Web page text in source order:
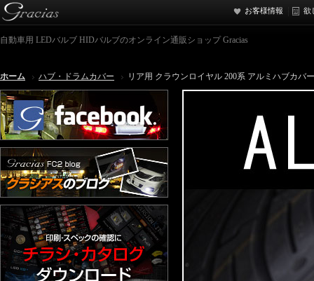
お客様情報 欲
自動車用 LEDバルブ HIDバルブのオンライン通販ショップ Gracias
ホーム ハブ・ドラムカバー リア用 クラウンロイヤル 200系 アルミハブカバー